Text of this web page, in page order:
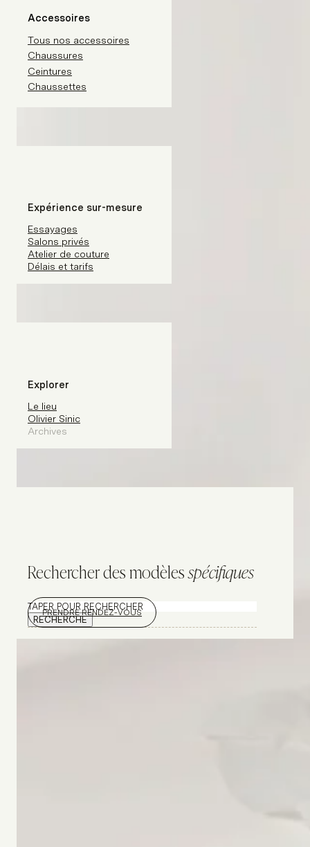
PRENDRE RENDEZ-VOUS
Accessoires
Tous nos accessoires
Chaussures
Ceintures
Chaussettes
Expérience sur-mesure
Essayages
Salons privés
Atelier de couture
Délais et tarifs
Explorer
Le lieu
Olivier Sinic
Archives
Rechercher des modèlesspécifiques
Rechercher
RECHERCHE